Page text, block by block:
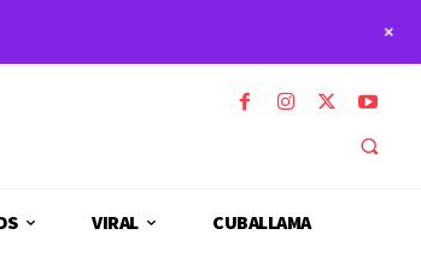
VIRAL CUBALLAMA
+